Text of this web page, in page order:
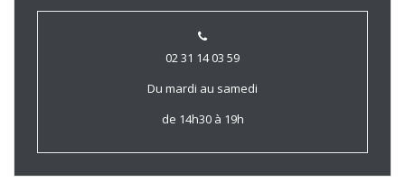
02 31 14 03 59
Du mardi au samedi
de 14h30 à 19h